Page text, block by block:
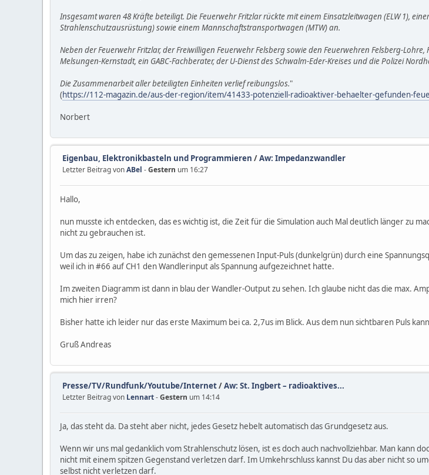
Insgesamt waren 48 Kräfte beteiligt. Die Feuerwehr Fritzlar rückte mit einem Einsatzleitwagen (ELW 1),
Strahlenschutzausrüstung) sowie einem Mannschaftstransportwagen (MTW) an.
Neben der Feuerwehr Fritzlar, der Freiwilligen Feuerwehr Felsberg sowie den Feuerwehren Felsberg-
Melsungen-Kernstadt, ein GABC-Fachberater, der U-Dienst des Schwalm-Eder-Kreises und die Polizei
Die Zusammenarbeit aller beteiligten Einheiten verlief reibungslos."
(https://112-magazin.de/aus-der-region/item/41433-potenziell-radioaktiver-behaelter-gefunden-
Norbert
Eigenbau, Elektronikbasteln und Programmieren /Aw: Impedanzwandler
Letzter Beitrag vonABel -Gestern um 16:27
Hallo,
nun musste ich entdecken, das es wichtig ist, die Zeit für die Simulation auch Mal deutlich länger zu
nicht zu gebrauchen ist.
Um das zu zeigen, habe ich zunächst den gemessenen Input-Puls (dunkelgrün) durch eine
weil ich in #66 auf CH1 den Wandlerinput als Spannung aufgezeichnet hatte.
Im zweiten Diagramm ist dann in blau der Wandler-Output zu sehen. Ich glaube nicht das die max.
mich hier irren?
Bisher hatte ich leider nur das erste Maximum bei ca. 2,7us im Blick. Aus dem nun sichtbaren Puls
Gruß Andreas
Presse/TV/Rundfunk/Youtube/Internet/Aw: St. Ingbert – radioaktives...
Letzter Beitrag von Lennart-Gestern um 14:14
Ja, das steht da. Da steht aber nicht, jedes Gesetz hebelt automatisch das Grundgesetz aus.
Wenn wir uns mal gedanklich vom Strahlenschutz lösen, ist es doch auch nachvollziehbar. Man kann
nicht mit einem spitzen Gegenstand verletzen darf. Im Umkehrschluss kannst Du das aber nicht so
selbst nicht verletzen darf.